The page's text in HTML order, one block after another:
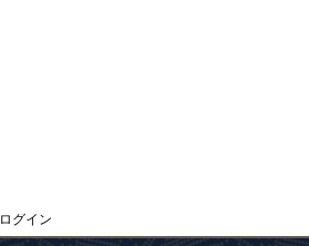
ログイン